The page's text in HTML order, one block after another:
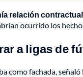
relación
ocurrido los
a ligas de
como fachada,